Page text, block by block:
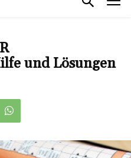
und Lösungen